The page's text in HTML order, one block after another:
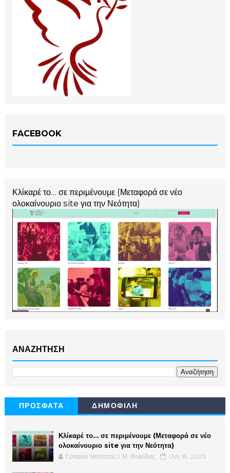
FACEBOOK
Κλίκαρέ το… σε περιμένουμε (Μεταφορά σε νέο
ολοκαίνουριο site για την Νεότητα)
ΑΝΑΖΗΤΗΣΗ
ΠΡΟΣΦΑΤΑ ΔΗΜΟΦΙΛΗ
Κλίκαρέ το… σε περιμένουμε (Μεταφορά σε νέο
ολοκαίνουριο site για την Νεότητα)
Γραφείο Νεότητας Ι. Μ. Φωκίδας Oct 18, 2023